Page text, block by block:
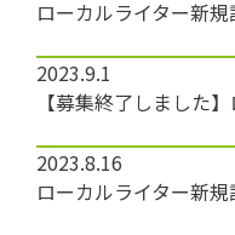
2023.9.1
2023.8.16
ローカルライター新